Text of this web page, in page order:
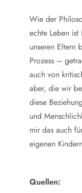
Wie der
echte Leben
unseren Eltern
Prozess –
auch von
aber, die wir
diese
und
mir das auch
eigenen
Quellen: